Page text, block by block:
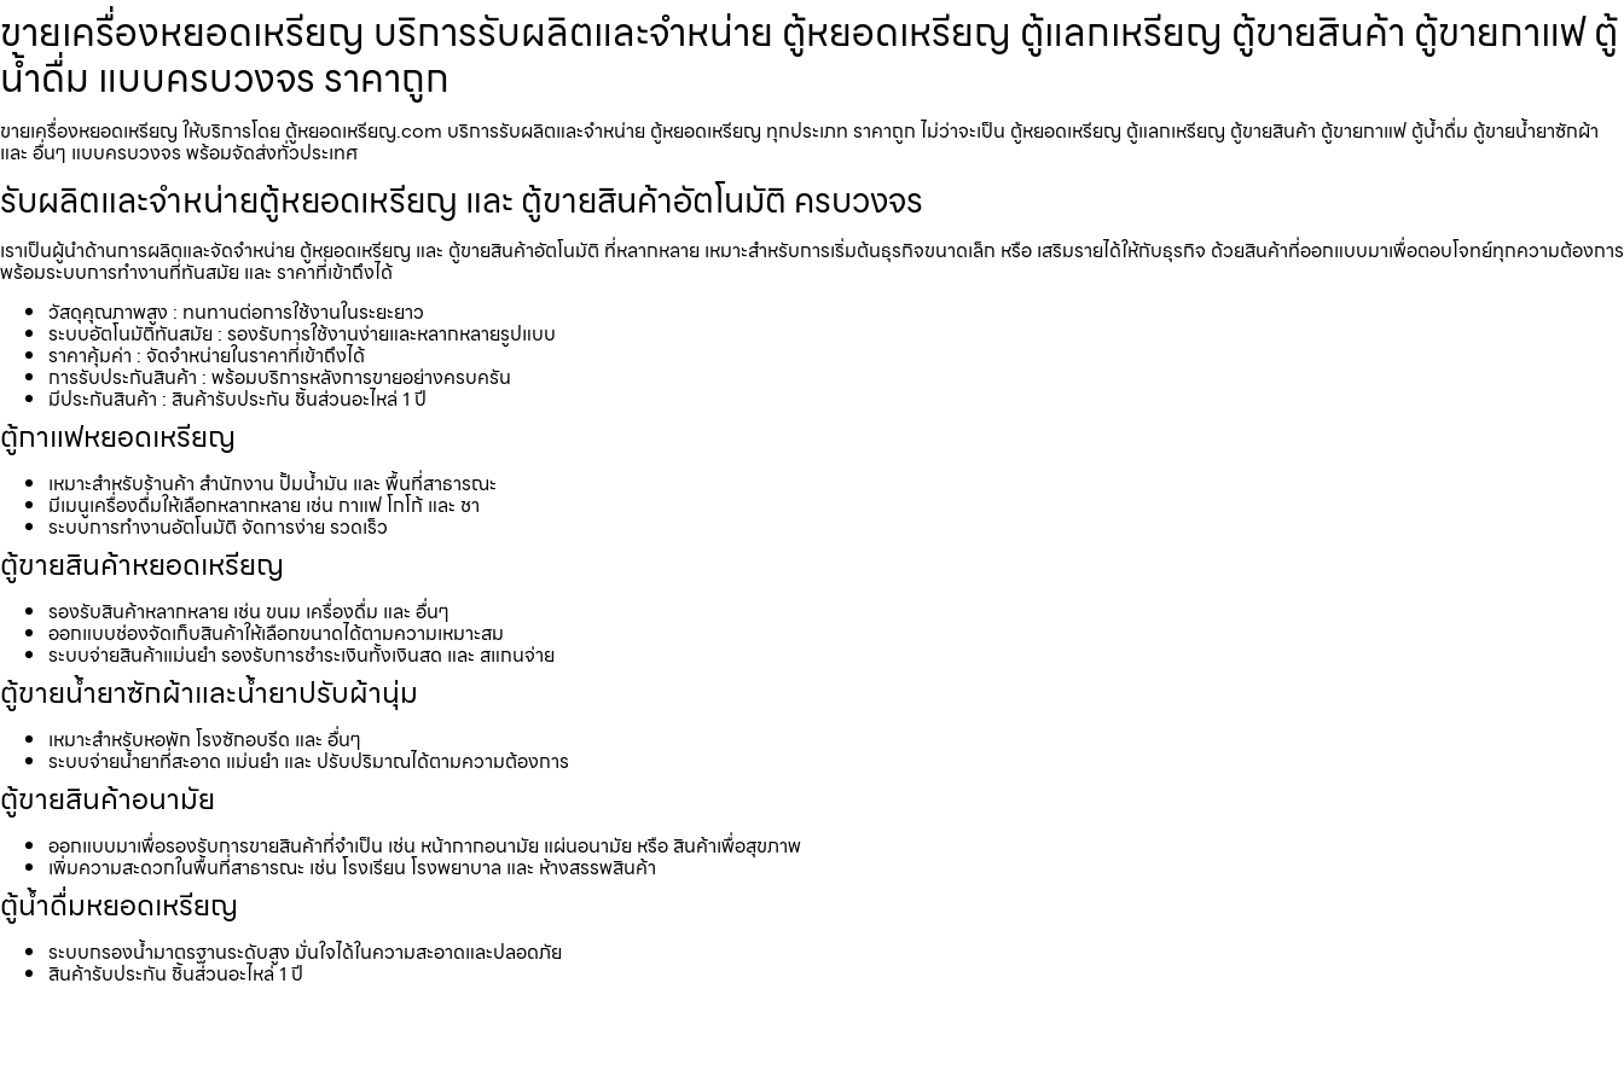
ขายเครื่องหยอดเหรียญ บริการรับผลิตและจำหน่าย ตู้หยอดเหรียญ ตู้แลกเหรียญ ตู้ขายสินค้า ตู้ขายกาแฟ ตู้
น้ำดื่ม แบบครบวงจร ราคาถูก
ขายเครื่องหยอดเหรียญ ให้บริการโดย ตู้หยอดเหรียญ.com บริการรับผลิตและจำหน่าย ตู้หยอดเหรียญ ทุกประเภท ราคาถูก ไม่ว่าจะเป็น ตู้หยอดเหรียญ ตู้แลกเหรียญ ตู้ขายสินค้า ตู้ขายกาแฟ ตู้น้ำดื่ม ตู้ขายน้ำยาซักผ้า
และ อื่นๆ แบบครบวงจร พร้อมจัดส่งทั่วประเทศ
รับผลิตและจำหน่ายตู้หยอดเหรียญ และ ตู้ขายสินค้าอัตโนมัติ ครบวงจร
เราเป็นผู้นำด้านการผลิตและจัดจำหน่าย ตู้หยอดเหรียญ และ ตู้ขายสินค้าอัตโนมัติ ที่หลากหลาย เหมาะสำหรับการเริ่มต้นธุรกิจขนาดเล็ก หรือ เสริมรายได้ให้กับธุรกิจ ด้วยสินค้าที่ออกแบบมาเพื่อตอบโจทย์ทุกความต้องการ
พร้อมระบบการทำงานที่ทันสมัย และ ราคาที่เข้าถึงได้
วัสดุคุณภาพสูง : ทนทานต่อการใช้งานในระยะยาว
ระบบอัตโนมัติทันสมัย : รองรับการใช้งานง่ายและหลากหลายรูปแบบ
ราคาคุ้มค่า : จัดจำหน่ายในราคาที่เข้าถึงได้
การรับประกันสินค้า : พร้อมบริการหลังการขายอย่างครบครัน
มีประกันสินค้า : สินค้ารับประกัน ชิ้นส่วนอะไหล่ 1 ปี
ตู้กาแฟหยอดเหรียญ
เหมาะสำหรับร้านค้า สำนักงาน ปั้มน้ำมัน และ พื้นที่สาธารณะ
มีเมนูเครื่องดื่มให้เลือกหลากหลาย เช่น กาแฟ โกโก้ และ ชา
ระบบการทำงานอัตโนมัติ จัดการง่าย รวดเร็ว
ตู้ขายสินค้าหยอดเหรียญ
รองรับสินค้าหลากหลาย เช่น ขนม เครื่องดื่ม และ อื่นๆ
ออกแบบช่องจัดเก็บสินค้าให้เลือกขนาดได้ตามความเหมาะสม
ระบบจ่ายสินค้าแม่นยำ รองรับการชำระเงินทั้งเงินสด และ สแกนจ่าย
ตู้ขายน้ำยาซักผ้าและน้ำยาปรับผ้านุ่ม
เหมาะสำหรับหอพัก โรงซักอบรีด และ อื่นๆ
ระบบจ่ายน้ำยาที่สะอาด แม่นยำ และ ปรับปริมาณได้ตามความต้องการ
ตู้ขายสินค้าอนามัย
ออกแบบมาเพื่อรองรับการขายสินค้าที่จำเป็น เช่น หน้ากากอนามัย แผ่นอนามัย หรือ สินค้าเพื่อสุขภาพ
เพิ่มความสะดวกในพื้นที่สาธารณะ เช่น โรงเรียน โรงพยาบาล และ ห้างสรรพสินค้า
ตู้น้ำดื่มหยอดเหรียญ
ระบบกรองน้ำมาตรฐานระดับสูง มั่นใจได้ในความสะอาดและปลอดภัย
สินค้ารับประกัน ชิ้นส่วนอะไหล่ 1 ปี